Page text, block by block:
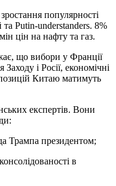
популярності
та Putin-understanders. 8%
цін на нафту та газ.
що вибори у Франції
і Росії, економічні
Китаю матимуть
експертів. Вони
Трампа президентом;
в